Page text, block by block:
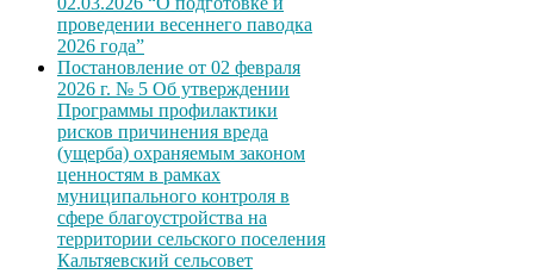
проведении весеннего паводка
2026 года”
Постановление от 02 февраля
2026 г. № 5 Об утверждении
Программы профилактики
рисков причинения вреда
(ущерба) охраняемым законом
ценностям в рамках
муниципального контроля в
сфере благоустройства на
территории сельского поселения
Кальтяевский сельсовет